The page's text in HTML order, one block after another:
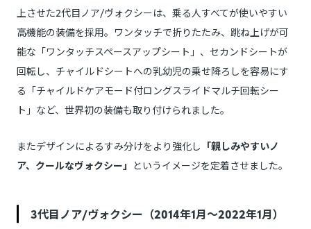
上させた2代目ノア/ヴォクシーは、乗る人すべてが使いやすい
高機能の装備を採用。ワンタッチで折りたたみ、跳ね上げが可
能な「ワンタッチスペースアップシート」、セカンドシートが
回転し、チャイルドシートへの乳幼児の乗せ降ろしを容易にす
る「チャイルドケアモード付ロングスライドマルチ回転シー
ト」など、世界初の装備も取り付けられました。
またデザインによるすみ分けをより強化し 「親しみやすいノ
ア、クールなヴォクシー」 というイメージを定着させました。
3代目ノア/ヴォクシー（2014年1月～2022年1月）